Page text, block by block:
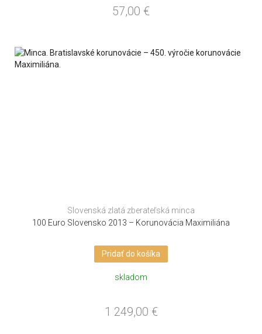
57,00 €
Slovenská zlatá zberateľská minca
100 Euro Slovensko 2013 – Korunovácia Maximiliána
Pridať do košíka
skladom
1 249,00 €